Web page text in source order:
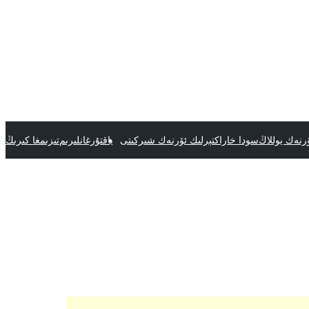
يوللاڭسودا خاراكتېرلىك ئۆرنەك شىركىتى ياقتۇرغانلىرىمتىزىمغا كىرىڭ